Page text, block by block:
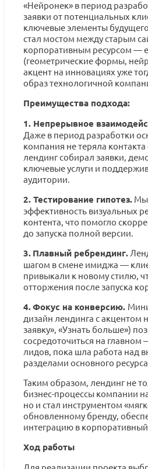
«Нейронек» в период
заявки от потенциальных
ключевые элементы
стал мостом между старым
корпоративным ресурсом —
(геометрические формы,
акцент на инновациях уже
образ технологичной
Преимущества подхода:
1. Непрерывное
Даже в период разработки
компания не теряла
лендинг собирал заявки,
ключевые услуги и
аудитории.
2. Тестирование гипотез. Мы
эффективность визуальных
контента, что помогло
до запуска полной версии.
3. Плавный ребрендинг.
шагом в смене имиджа —
привыкали к новому стилю,
отторжения после запуска
4.Фокус на конверсию.
дизайн лендинга с акцентом
заявку», «Узнать больше»)
сосредоточиться на
лидов, пока шла работа над
разделами основного ресурса.
Таким образом, лендинг не
бизнес-процессы компании
но и стал инструментом
обновленному бренду,
интеграцию в корпоративный
Ход работы
Для реализации проекта